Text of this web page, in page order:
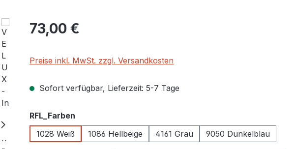
Regulärer Preis:
73,00 €
Preise inkl. MwSt. zzgl. Versandkosten
Sofort verfügbar, Lieferzeit: 5-7 Tage
RFL_Farben
1028 Weiß
1086 Hellbeige 4161 Grau 9050 Dunkelblau